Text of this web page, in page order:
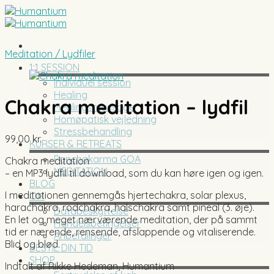
Skip
to
1:1 SESSION
Individuel session
Healing
Healingsmassage
Homøpatisk vejledning
Stressbehandling
KURSER & RETREATS
Panchakarma GOA
MEDITATION
BLOG
OM
Databeskyttelse
Handelsbetingelser
Anbefalinger
BESTIL DIN TID
SHOP
Meditation / Lydfiler
Chakra meditation – lydfil
99,00 kr.
Chakra meditation
– en MP3 lydfil til download, som du kan høre igen og igen.
I meditationen gennemgås hjertechakra, solar plexus,
harachakra, rodchakra, halschakra samt pineal (3. øje).
En let og meget nærværende meditation, der på sammt
tid er nærende, rensende, afslappende og vitaliserende.
Blid og blød.
Indtalt af Rikke Hedeman, Humantium